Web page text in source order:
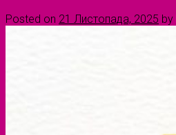
Posted on 21 Листопада, 2025 by